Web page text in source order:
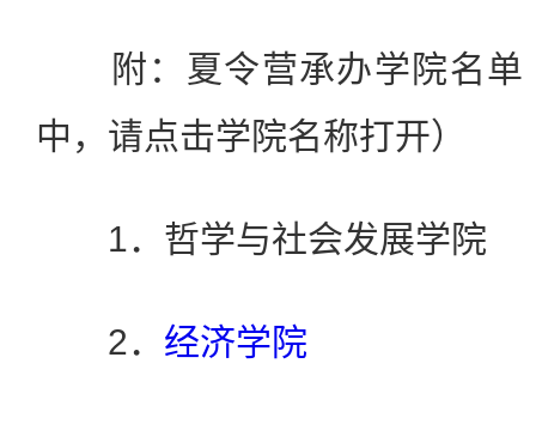
附：夏令营承办学院名单
中，请点击学院名称打开）
1．哲学与社会发展学院
2． 经济学院